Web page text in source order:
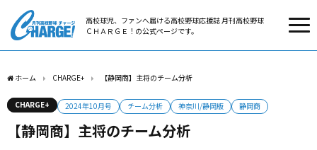
高校球児、ファンへ届ける高校野球応援誌 月刊高校野球
ＣＨＡＲＧＥ！の公式ページです。
ホーム CHARGE+ 【静岡商】主将のチーム分析
CHARGE+ 2024年10月号 チーム分析 神奈川/静岡版 静岡商
【静岡商】主将のチーム分析